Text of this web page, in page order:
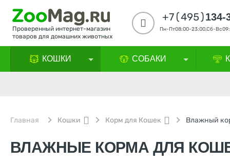
Проверенный интернет-магазин
товаров для домашних животных
+7(495)134-
Пн-Пт08:00-23:00,Сб-
КОШКИ СОБАКИ
Главная Кошки Корм для Кошек Влажный
ВЛАЖНЫЕ КОРМА ДЛЯ